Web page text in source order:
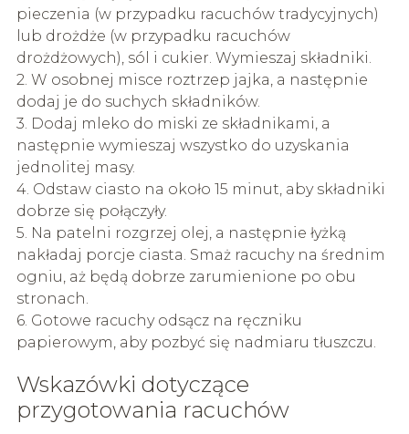
pieczenia (w przypadku racuchów tradycyjnych)
lub drożdże (w przypadku racuchów
drożdżowych), sól i cukier. Wymieszaj składniki.
2. W osobnej misce roztrzep jajka, a następnie
dodaj je do suchych składników.
3. Dodaj mleko do miski ze składnikami, a
następnie wymieszaj wszystko do uzyskania
jednolitej masy.
4. Odstaw ciasto na około 15 minut, aby składniki
dobrze się połączyły.
5. Na patelni rozgrzej olej, a następnie łyżką
nakładaj porcje ciasta. Smaż racuchy na średnim
ogniu, aż będą dobrze zarumienione po obu
stronach.
6. Gotowe racuchy odsącz na ręczniku
papierowym, aby pozbyć się nadmiaru tłuszczu.
Wskazówki dotyczące
przygotowania racuchów